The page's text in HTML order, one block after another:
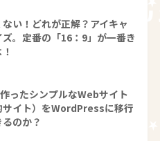
い！どれが正解？アイキャ
。定番の「16：9」が一番き
ったシンプルなWebサイト
サイト）をWordPressに移行
のか？